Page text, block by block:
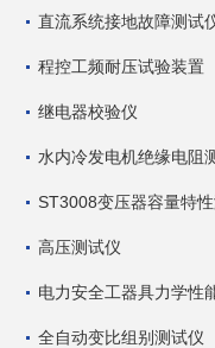
直流系统接地故障测试
程控工频耐压试验装置
继电器校验仪
水内冷发电机绝缘电阻
ST3008变压器容量特
高压测试仪
电力安全工器具力学性
全自动变比组别测试仪